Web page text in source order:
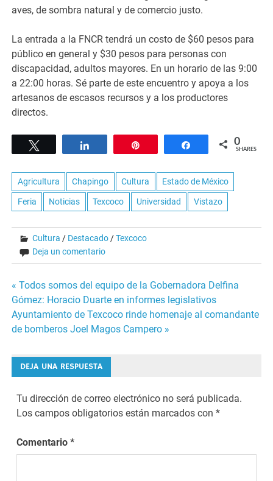
aves, de sombra natural y de comercio justo.
La entrada a la FNCR tendrá un costo de $60 pesos para
público en general y $30 pesos para personas con
discapacidad, adultos mayores. En un horario de las 9:00
a 22:00 horas. Sé parte de este encuentro y apoya a los
artesanos de escasos recursos y a los productores
directos.
Share 0
SHARES
Agricultura Chapingo Cultura Estado de México
Feria Noticias Texcoco Universidad Vistazo
Cultura / Destacado/Texcoco
Deja un comentario
Navegación
de
entradas
« Todos somos del equipo de la Gobernadora Delfina
Gómez: Horacio Duarte en informes legislativos
Ayuntamiento de Texcoco rinde homenaje al comandante
de bomberos Joel Magos Campero »
DEJA UNA RESPUESTA
Tu dirección de correo electrónico no será publicada.
Los campos obligatorios están marcados con*
Comentario*